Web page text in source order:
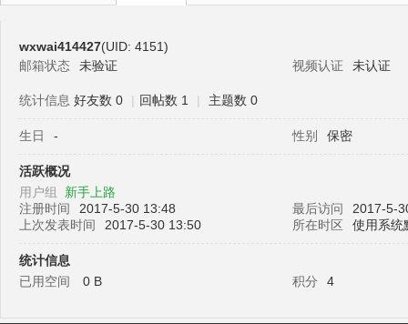
wxwai414427(UID: 4151)
邮箱状态
未验证 视频认证 未认证
统计信息 好友数 0 | 回帖数 1 | 主题数 0
生日 - 性别 保密
活跃概况
用户组 新手上路
注册时间
2017-5-30 13:48 最后访问
2017-5-
上次发表时间
2017-5-30 13:50 所在时区 使用系统
统计信息
已用空间
0 B 积分 4